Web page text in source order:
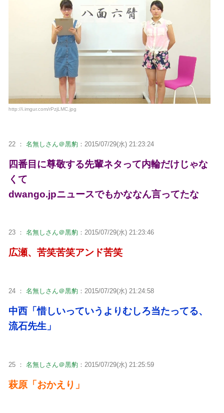
http://i.imgur.com/rPzjLMC.jpg
22 ： 名無しさん＠黒豹 ：2015/07/29(水) 21:23:24
四番目に尊敬する先輩ネタって内輪だけじゃな
くて
dwango.jpニュースでもかななん言ってたな
23 ： 名無しさん＠黒豹 ：2015/07/29(水) 21:23:46
広瀬、苦笑苦笑アンド苦笑
24 ： 名無しさん＠黒豹 ：2015/07/29(水) 21:24:58
中西「惜しいっていうよりむしろ当たってる、
流石先生」
25 ： 名無しさん＠黒豹 ：2015/07/29(水) 21:25:59
萩原「おかえり」